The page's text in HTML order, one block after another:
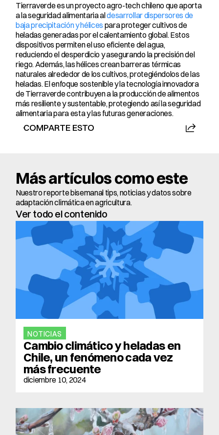
Tierraverde es un proyecto agro-tech chileno que aporta
a la seguridad alimentaria al desarrollar dispersores de
baja precipitación y hélices para proteger cultivos de
heladas generadas por el calentamiento global. Estos
dispositivos permiten el uso eficiente del agua,
reduciendo el desperdicio y asegurando la precisión del
riego. Además, las hélices crean barreras térmicas
naturales alrededor de los cultivos, protegiéndolos de las
heladas. El enfoque sostenible y la tecnología innovadora
de Tierraverde contribuyen a la producción de alimentos
más resiliente y sustentable, protegiendo así la seguridad
alimentaria para esta y las futuras generaciones.
COMPARTE ESTO
Más artículos como este
Nuestro reporte bisemanal tips, noticias y datos sobre
adaptación climática en agricultura.
Ver todo el contenido
NOTICIAS
Cambio climático y heladas en
Chile, un fenómeno cada vez
más frecuente
diciembre 10, 2024